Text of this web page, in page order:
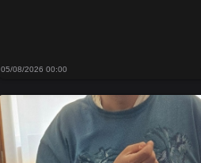
05/08/2026 00:00